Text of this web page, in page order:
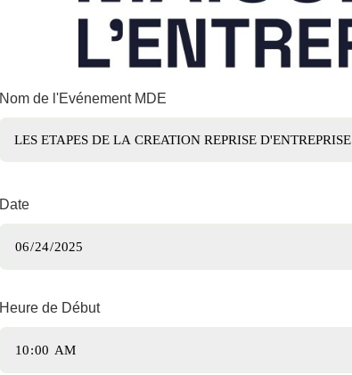
Nom de l'Evénement MDE
Date
Heure de Début